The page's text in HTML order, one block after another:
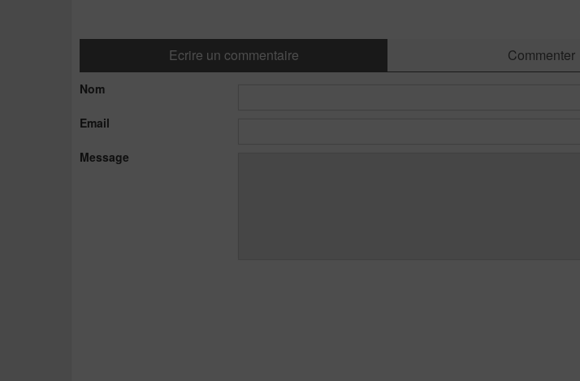
Ecrire un commentaire Commenter
Nom
Email
Message